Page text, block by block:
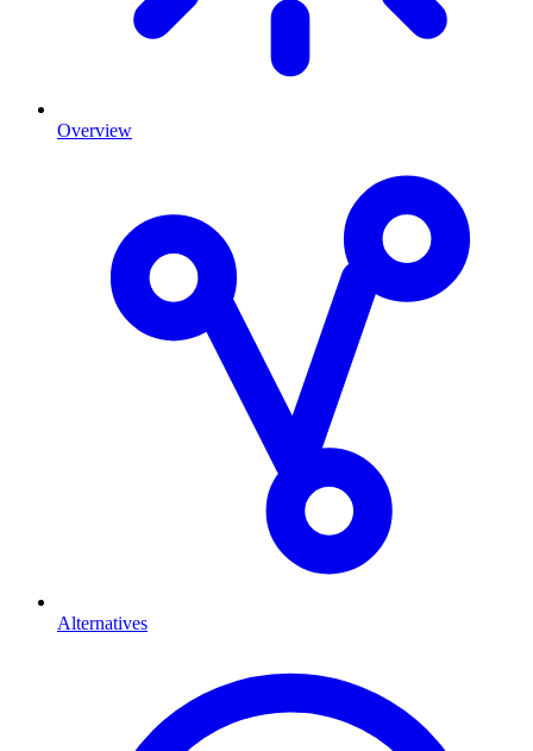
Overview
Alternatives